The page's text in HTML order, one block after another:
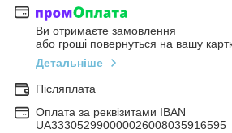
Ви отримаєте замовлення
або гроші повернуться на вашу
Детальніше
Післяплата
Оплата за реквізитами IBAN
UA333052990000026008035916595